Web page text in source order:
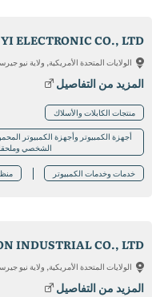
ELECTRONIC CO., LTD.
الولايات المتحدة الأمريكية, ولاية نيو
المزيد من التفاصيل
منتجات الكابلات والأسلاك
أجهزة الكمبيوتر وأجهزة الكمبيوتر
الشخصي
خدمات وخدمات الكمبيوتر
الولايات المتحدة الأمريكية, ولاية نيو
المزيد من التفاصيل